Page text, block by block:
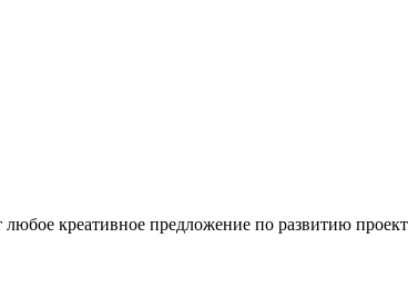
креативное предложение по развитию